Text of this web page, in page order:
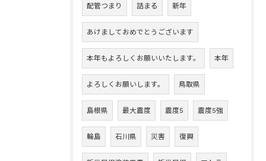
配管つまり 詰まる 新年
あけましておめでとうございます
本年もよろしくお願いいたします。 本年
よろしくお願いします。 鳥取県
島根県 最大震度 震度5 震度5強
輪島 石川県 災害 復興